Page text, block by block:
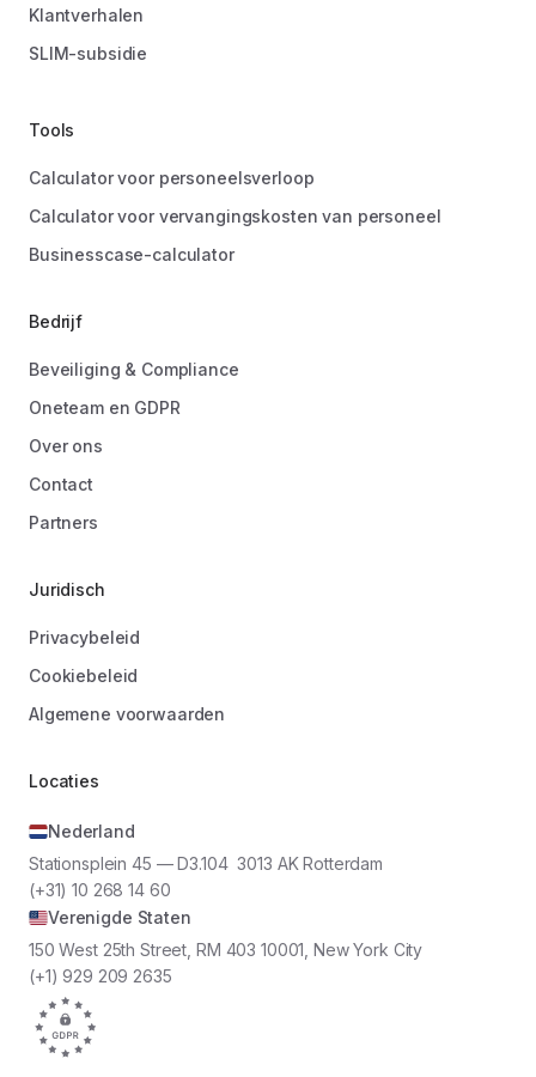
Klantverhalen
SLIM-subsidie
Tools
Calculator voor personeelsverloop
Calculator voor vervangingskosten van personeel
Businesscase-calculator
Bedrijf
Beveiliging & Compliance
Oneteam en GDPR
Over ons
Contact
Partners
Juridisch
Privacybeleid
Cookiebeleid
Algemene voorwaarden
Locaties
Nederland
Stationsplein 45 — D3.104 3013 AK Rotterdam
(+31) 10 268 14 60
Verenigde Staten
150 West 25th Street, RM 403 10001, New York City
(+1) 929 209 2635